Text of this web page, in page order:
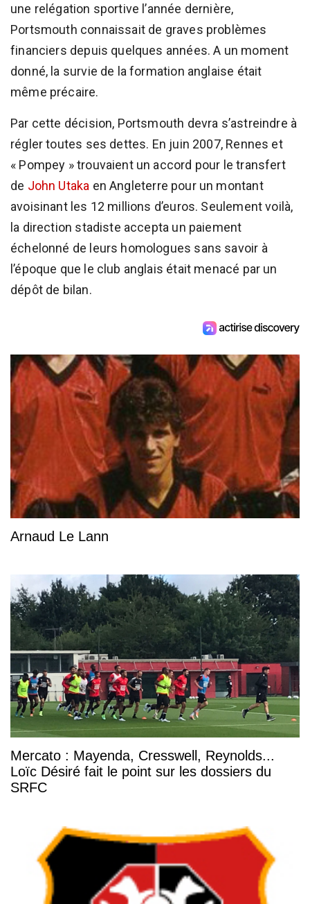
une relégation sportive l’année dernière,
Portsmouth connaissait de graves problèmes
financiers depuis quelques années. A un moment
donné, la survie de la formation anglaise était
même précaire.
Par cette décision, Portsmouth devra s’astreindre à
régler toutes ses dettes. En juin 2007, Rennes et
« Pompey » trouvaient un accord pour le transfert
de John Utaka en Angleterre pour un montant
avoisinant les 12 millions d’euros. Seulement voilà,
la direction stadiste accepta un paiement
échelonné de leurs homologues sans savoir à
l’époque que le club anglais était menacé par un
dépôt de bilan.
Arnaud Le Lann
Mercato : Mayenda, Cresswell, Reynolds...
Loïc Désiré fait le point sur les dossiers du
SRFC